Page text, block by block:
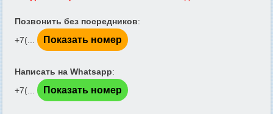
Позвонить без посредников:
+7(...
Показать номер
Написать на Whatsapp:
+7(...
Показать номер